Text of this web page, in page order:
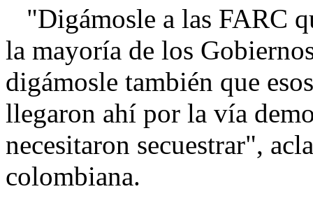
"Digámosle a las FARC
la mayoría de los
digámosle también que
llegaron ahí por la vía
necesitaron secuestrar",
colombiana.